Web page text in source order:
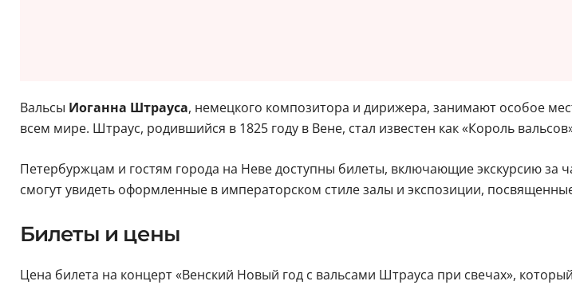
Вальсы Иоганна Штрауса, немецкого композитора и дирижера, занимают особое
всем мире. Штраус, родившийся в 1825 году в Вене, стал известен как «Король
Петербуржцам и гостям города на Неве доступны билеты, включающие экскурсию
смогут увидеть оформленные в императорском стиле залы и экспозиции,
Билеты и цены
Цена билета на концерт «Венский Новый год с вальсами Штрауса при свечах»,